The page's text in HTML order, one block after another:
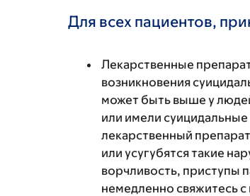
Для всех пациентов,
Лекарственные
возникновения
может быть выше у
или имели
лекарственный
или усугубятся такие
ворчливость, приступы
немедленно свяжитесь